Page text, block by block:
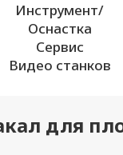
Инструмент/
Оснастка
Сервис
Видео станков
для